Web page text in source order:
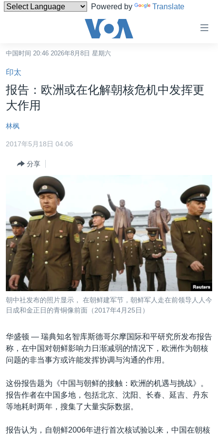
Powered by Translate
碍
链
接
跳
内
容
转
到
检
中国
最新国际新闻
欧洲
非洲
美洲
全球议题
分类新闻
经济·金融·贸易
人权·法律·宗教
科教·文娱·体健
军事
劳工
环境
美中关系
白宫要闻
国会报道
美中关系
美国建国250周年
埃博拉疫情
美国之音专访
台海两岸关系
南中国海争端
关注西藏
关注新疆
VOA视频
VOA今日焦点
中文广播
关注我们
其他语言网站
中国时间 20:46 2026年8月8日 星期六
印太
报告：欧洲或在化解朝核危机中发挥更
大作用
林枫
2017年5月18日 04:06
分享
朝中社发布的照片显示， 在朝鲜建军节，朝鲜军人走在前领导人人今
日成和金正日的青铜像前面（2017年4月25日）
华盛顿 — 瑞典知名智库斯德哥尔摩国际和平研究所发布报告
称，在中国对朝鲜影响力日渐减弱的情况下，欧洲作为朝核
问题的非当事方或许能发挥协调与沟通的作用。
这份报告题为《中国与朝鲜的接触：欧洲的机遇与挑战》。
报告作者在中国多地，包括北京、沈阳、长春、延吉、丹东
等地耗时两年，搜集了大量实际数据。
报告认为，自朝鲜2006年进行首次核试验以来，中国在朝核